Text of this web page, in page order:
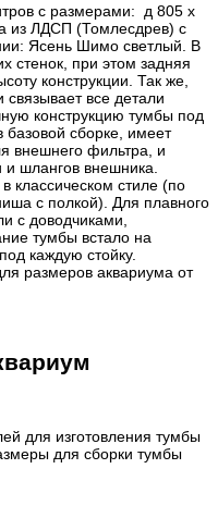
с размерами: д 805 х
из ЛДСП (Томлесдрев) с
Ясень Шимо светлый. В
стенок, при этом задняя
конструкции. Так же,
связывает все детали
конструкцию тумбы под
базовой сборке, имеет
внешнего фильтра, и
и шлангов внешника.
классическом стиле (по
с полкой). Для плавного
с доводчиками,
тумбы встало на
каждую стойку.
размеров аквариума от
для изготовления тумбы
для сборки тумбы